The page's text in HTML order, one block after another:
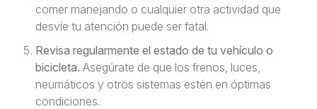
comer manejando o cualquier otra actividad que
desvíe tu atención puede ser fatal.
Revisa regularmente el estado de tu vehículo o
bicicleta. Asegúrate de que los frenos, luces,
neumáticos y otros sistemas estén en óptimas
condiciones.